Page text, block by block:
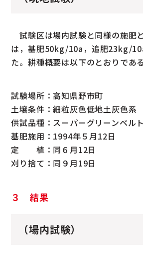
試験区は場内試験と同様の施肥
は，基肥50kg/10a，追肥23kg/
た。耕種概要は以下のとおりである
試験場所：高知県野市町
土壌条件：細粒灰色低地土灰色系
供試品種：スーパーグリーンベルト
基肥施用：1994年５月12日
定 植：同６月12日
刈り捨て：同９月19日
３ 結果
（場内試験）